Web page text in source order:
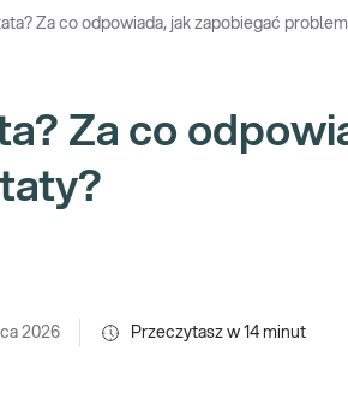
Za co odpowiada, jak zapobiegać
Za co
2026 Przeczytasz w 14 minut